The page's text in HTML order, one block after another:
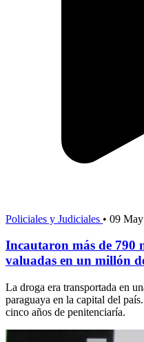
Policiales y Judiciales • 09
Incautaron más de 790
valuadas en un millón
La droga era transportada en
paraguaya en la capital del
cinco años de penitenciaría.